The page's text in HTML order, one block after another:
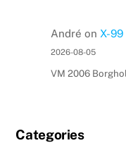
André on X-99
2026-08-05
VM 2006
Categories